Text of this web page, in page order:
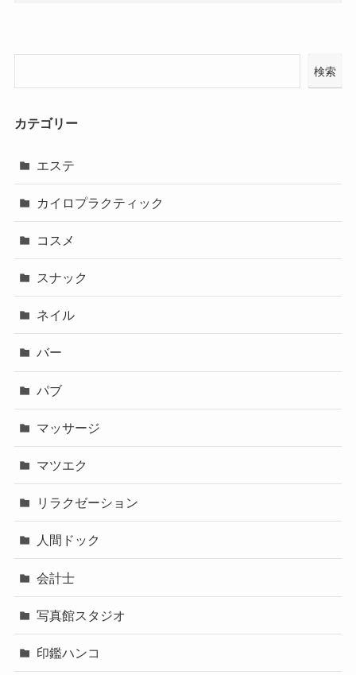
検索
カテゴリー
エステ
カイロプラクティック
コスメ
スナック
ネイル
バー
パブ
マッサージ
マツエク
リラクゼーション
人間ドック
会計士
写真館スタジオ
印鑑ハンコ